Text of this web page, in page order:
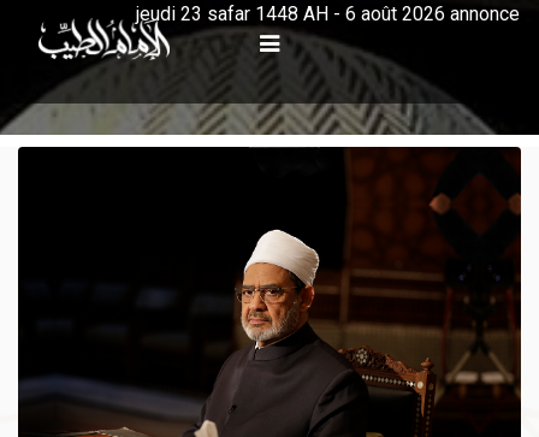
jeudi 23 safar 1448 AH - 6 août 2026 annonce